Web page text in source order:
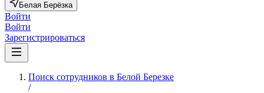
Белая Берёзка
Войти
Войти
Зарегистрироваться
Поиск сотрудников в Белой Березке
/